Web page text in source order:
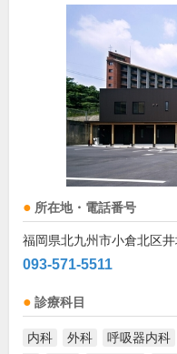
所在地・電話番号
福岡県北九州市小倉北区
093-571-5511
診療科目
内科 外科 呼吸器内科